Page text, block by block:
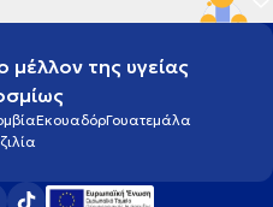
της υγείας
ΕκουαδόρΓουατεμάλα